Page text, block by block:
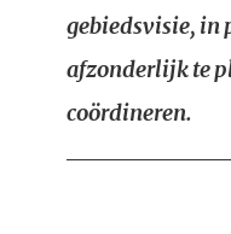
gebiedsvisie, in
afzonderlijk te
coördineren.